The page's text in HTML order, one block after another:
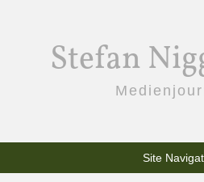
Stefan
Site